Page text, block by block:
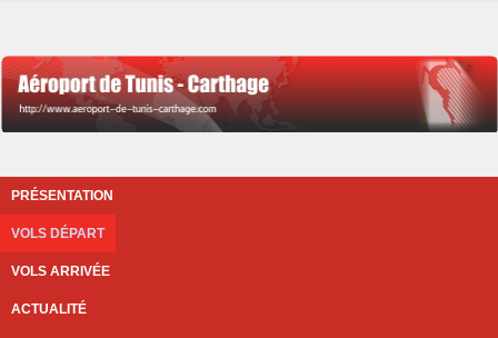
PRÉSENTATION
VOLS DÉPART
VOLS ARRIVÉE
ACTUALITÉ